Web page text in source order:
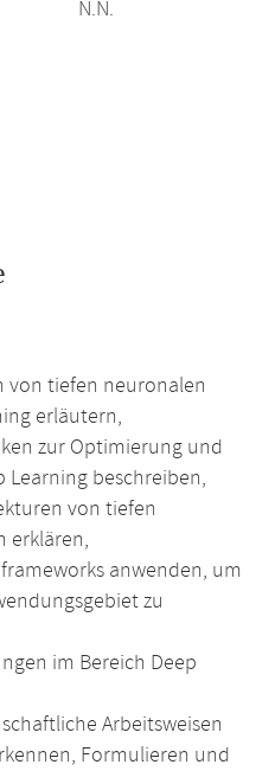
N.N.
von tiefen neuronalen
erläutern,
zur Optimierung und
Learning beschreiben,
von tiefen
erklären,
anwenden, um
zu
im Bereich Deep
Arbeitsweisen
Formulieren und